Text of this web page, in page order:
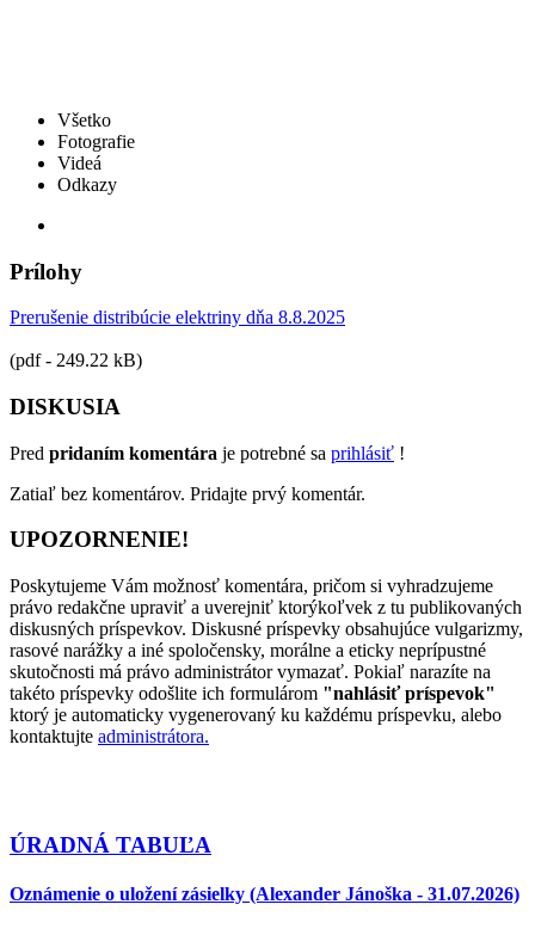
Všetko
Fotografie
Videá
Odkazy
Prílohy
Prerušenie distribúcie elektriny dňa 8.8.2025
(pdf - 249.22 kB)
DISKUSIA
Pred pridaním komentára je potrebné sa prihlásiť !
Zatiaľ bez komentárov. Pridajte prvý komentár.
UPOZORNENIE!
Poskytujeme Vám možnosť komentára, pričom si vyhradzujeme
právo redakčne upraviť a uverejniť ktorýkoľvek z tu publikovaných
diskusných príspevkov. Diskusné príspevky obsahujúce vulgarizmy,
rasové narážky a iné spoločensky, morálne a eticky neprípustné
skutočnosti má právo administrátor vymazať. Pokiaľ narazíte na
takéto príspevky odošlite ich formulárom "nahlásiť príspevok"
ktorý je automaticky vygenerovaný ku každému príspevku, alebo
kontaktujte administrátora.
ÚRADNÁ TABUĽA
Oznámenie o uložení zásielky (Alexander Jánoška - 31.07.2026)